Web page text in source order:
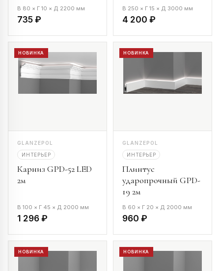
В 80 × Г 10 × Д 2200 мм
735 ₽
В 250 × Г 15 × Д 3000 мм
4 200 ₽
НОВИНКА
GLANZEPOL
ИНТЕРЬЕР
Карниз GPD-52 LED
2м
В 100 × Г 45 × Д 2000 мм
1 296 ₽
НОВИНКА
GLANZEPOL
ИНТЕРЬЕР
Плинтус
ударопрочный GPD-
19 2м
В 60 × Г 20 × Д 2000 мм
960 ₽
НОВИНКА НОВИНКА